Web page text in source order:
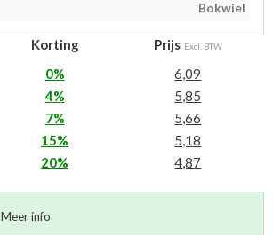
Bokwiel
Korting Prijs Excl. BTW
0%
6,09
4%
5,85
7%
5,66
15%
5,18
20% 4,87
Meer info